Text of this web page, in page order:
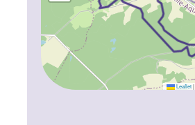
Leaflet |